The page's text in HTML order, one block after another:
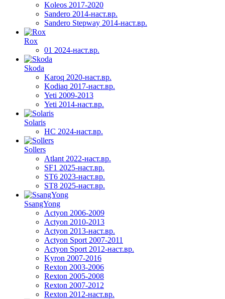
Koleos 2017-2020
Sandero 2014-наст.вр.
Sandero Stepway 2014-наст.вр.
Rox
01 2024-наст.вр.
Skoda
Karoq 2020-наст.вр.
Kodiaq 2017-наст.вр.
Yeti 2009-2013
Yeti 2014-наст.вр.
Solaris
HC 2024-наст.вр.
Sollers
Atlant 2022-наст.вр.
SF1 2025-наст.вр.
ST6 2023-наст.вр.
ST8 2025-наст.вр.
SsangYong
Actyon 2006-2009
Actyon 2010-2013
Actyon 2013-наст.вр.
Actyon Sport 2007-2011
Actyon Sport 2012-наст.вр.
Kyron 2007-2016
Rexton 2003-2006
Rexton 2005-2008
Rexton 2007-2012
Rexton 2012-наст.вр.